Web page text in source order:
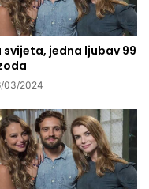
svijeta, jedna ljubav 99
03/2024